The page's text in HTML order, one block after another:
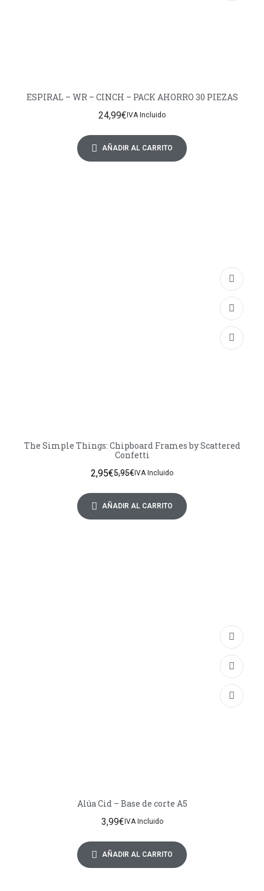
ESPIRAL – WR – CINCH – PACK AHORRO 30 PIEZAS
24,99€ IVA Incluido
AÑADIR AL CARRITO
The Simple Things: Chipboard Frames by Scattered
Confetti
5,95€
2,95€ IVA Incluido
AÑADIR AL CARRITO
Alúa Cid – Base de corte A5
3,99€ IVA Incluido
AÑADIR AL CARRITO